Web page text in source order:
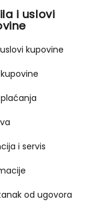
i uslovi
kupovine
i servis
od ugovora